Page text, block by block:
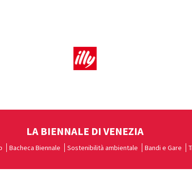
LA BIENNALE DI VENEZIA
Bacheca Biennale Sostenibilità ambientale Bandi e Gare